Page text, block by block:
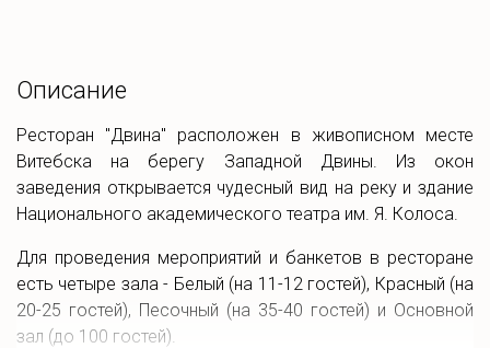
Описание
Ресторан "Двина" расположен в живописном месте
Витебска на берегу Западной Двины. Из окон
заведения открывается чудесный вид на реку и здание
Национального академического театра им. Я. Колоса.
Для проведения мероприятий и банкетов в ресторане
есть четыре зала - Белый (на 11-12 гостей), Красный (на
20-25 гостей), Песочный (на 35-40 гостей) и Основной
зал (до 100 гостей).